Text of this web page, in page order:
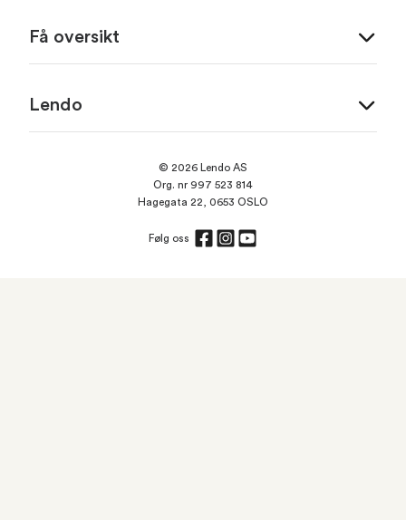
Få oversikt
Lendo
© 2026 Lendo AS
Org. nr 997 523 814
Hagegata 22, 0653 OSLO
Følg oss